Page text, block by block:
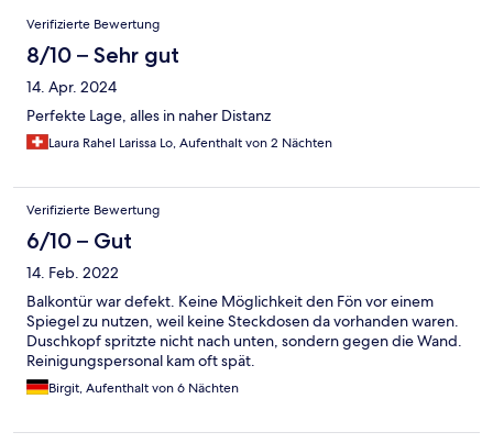
Bewertungen
Verifizierte Bewertung
8/10 – Sehr gut
14. Apr. 2024
Perfekte Lage, alles in naher Distanz
Laura Rahel Larissa Lo, Aufenthalt von 2 Nächten
Verifizierte Bewertung
6/10 – Gut
14. Feb. 2022
Balkontür war defekt. Keine Möglichkeit den Fön vor einem
Spiegel zu nutzen, weil keine Steckdosen da vorhanden waren.
Duschkopf spritzte nicht nach unten, sondern gegen die Wand.
Reinigungspersonal kam oft spät.
Birgit, Aufenthalt von 6 Nächten